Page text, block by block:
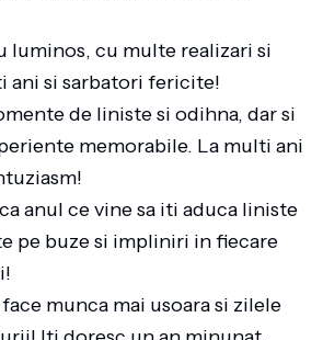
luminos, cu multe realizari si
ani si sarbatori fericite!
de liniste si odihna, dar si
memorabile. La multi ani
anul ce vine sa iti aduca liniste
pe buze si impliniri in fiecare
munca mai usoara si zilele